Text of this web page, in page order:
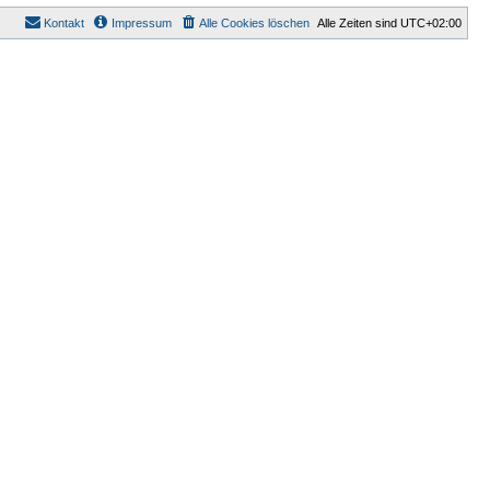
Alle Zeiten sind UTC+02:00
Alle Cookies löschen
Impressum
Kontakt